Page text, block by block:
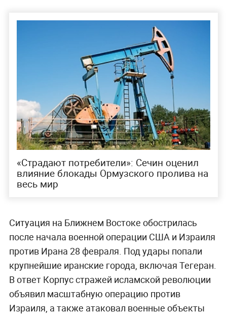
«Страдают потребители»: Сечин оценил
влияние блокады Ормузского пролива на
весь мир
Ситуация на Ближнем Востоке обострилась
после начала военной операции США и Израиля
против Ирана 28 февраля. Под удары попали
крупнейшие иранские города, включая Тегеран.
В ответ Корпус стражей исламской революции
объявил масштабную операцию против
Израиля, а также атаковал военные объекты